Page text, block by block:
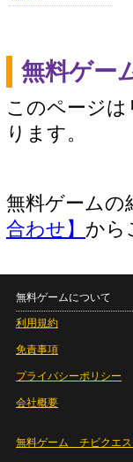
無料ゲー
このページ
ります。
無料ゲームの
合わせ】 から
無料ゲームについて
利用規約
免責事項
プライバシーポリシー
会社概要
無料ゲーム チビクエス